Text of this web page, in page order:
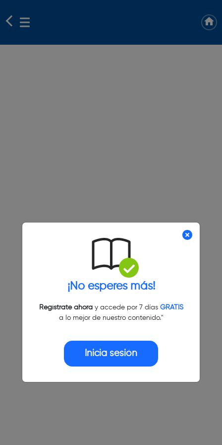
¡No esperes más!
Regístrate ahoray accede por 7 días GRATIS
a lo mejor de nuestro contenido."
Inicia sesión